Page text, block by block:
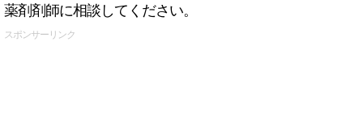
薬剤剤師に相談してください。
スポンサーリンク